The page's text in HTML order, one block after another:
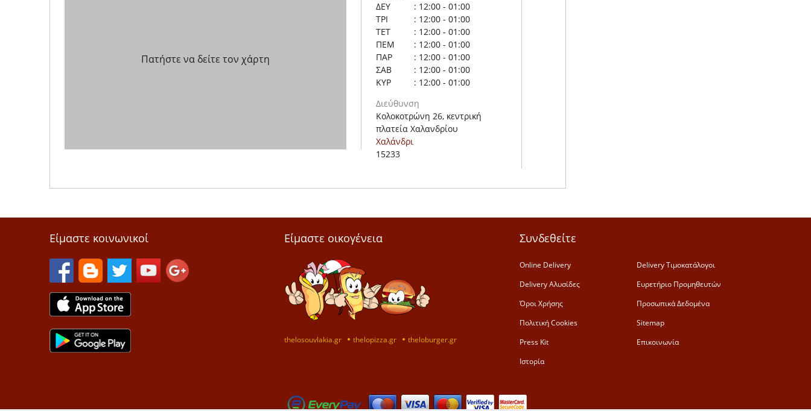
ΔΕΥ
: 12:00 - 01:00
ΤΡΙ
: 12:00 - 01:00
ΤΕΤ
: 12:00 - 01:00
ΠΕΜ
: 12:00 - 01:00
ΠΑΡ
: 12:00 - 01:00
ΣΑΒ
: 12:00 - 01:00
ΚΥΡ
: 12:00 - 01:00
Διεύθυνση
Κολοκοτρώνη 26, κεντρική
πλατεία Χαλανδρίου
Χαλάνδρι
15233
Πατήστε να δείτε τον χάρτη
Είμαστε κοινωνικοί Είμαστε οικογένεια
thelosouvlakia.gr thelopizza.gr theloburger.gr
Συνδεθείτε
Online Delivery
Delivery Τιμοκατάλογοι
Delivery Αλυσίδες
Ευρετήριο Προμηθευτών
Όροι Χρήσης
Προσωπικά Δεδομένα
Πολιτική Cookies
Sitemap
Press Kit
Επικοινωνία
Ιστορία